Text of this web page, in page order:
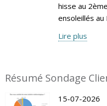
hisse au
ensoleillés au
Lire plus
Résumé Sondage
15-07-2026